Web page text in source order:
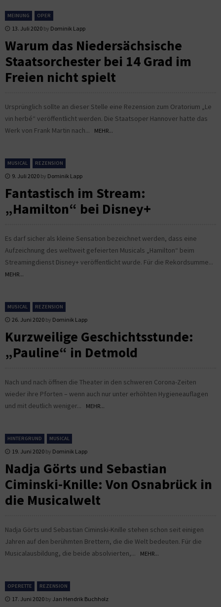
MEINUNG OPER
13. Juli 2020 by Dominik Lapp
Warum das Niedersächsische
Staatsorchester bei 14 Grad im
Freien nicht spielt
Ursprünglich sollte an dieser Stelle eine Rezension zum Oratorium „Le
vin herbé“ veröffentlicht werden. Die Staatsoper Hannover hatte das
Werk von Frank Martin nach...
MEHR...
MUSICAL REZENSION
9. Juli 2020 by Dominik Lapp
Fantastisch im Stream:
„Hamilton“ bei Disney+
Es darf sicher als kleine Sensation bezeichnet werden, dass eine
Aufzeichnung des weltweit gefeierten Musicals „Hamilton“ beim
Streamingdienst Disney+ veröffentlicht wurde. Für die Rekordsumme...
MEHR...
MUSICAL REZENSION
26. Juni 2020 by Dominik Lapp
Kurzweilige Geschichtsstunde:
„Pauline“ in Detmold
Nach und nach öffnen die Theater in den schweren Corona-Zeiten
wieder ihre Pforten – wenn auch nur unter erhöhten Hygieneauflagen
und mit deutlich weniger...
MEHR...
HINTERGRUND MUSICAL
19. Juni 2020 by Dominik Lapp
Nadja Görts und Sebastian
Ciminski-Knille: Von Osnabrück in
die Musicalwelt
Nadja Görts und Sebastian Ciminski-Knille stehen schon seit einigen
Jahren auf den berühmten Brettern, die die Welt bedeuten. Für die
Musicalausbildung, die beide absolvierten,...
MEHR...
OPERETTE REZENSION
17. Juni 2020 by Jan Hendrik Buchholz